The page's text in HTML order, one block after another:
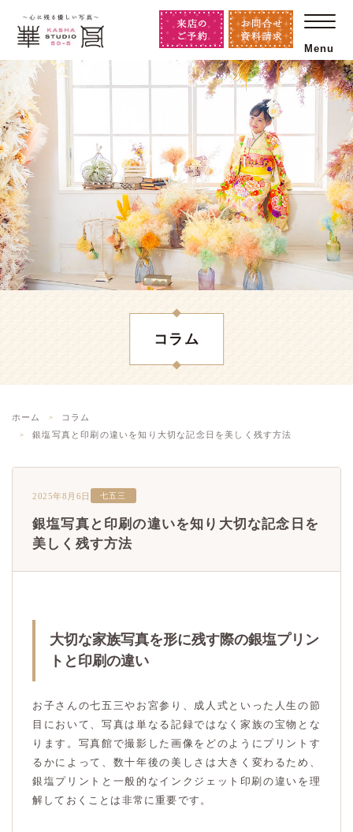
Menu
コラム
ホーム
コラム
銀塩写真と印刷の違いを知り大切な記念日を美しく残す方法
2025年8月6日 七五三
銀塩写真と印刷の違いを知り大切な記念日を
美しく残す方法
大切な家族写真を形に残す際の銀塩プリン
トと印刷の違い
お子さんの七五三やお宮参り、成人式といった人生の節
目において、写真は単なる記録ではなく家族の宝物とな
ります。写真館で撮影した画像をどのようにプリントす
るかによって、数十年後の美しさは大きく変わるため、
銀塩プリントと一般的なインクジェット印刷の違いを理
解しておくことは非常に重要です。